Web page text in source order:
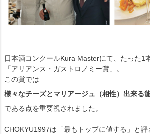
日本酒コンクールKura Masterにて、たった1
「アリアンス・ガストロノミー賞」。
この賞では
様々なチーズとマリアージュ（相性）出来る
である点を重要視されました。
CHOKYU1997は「最もトップに値する」と評